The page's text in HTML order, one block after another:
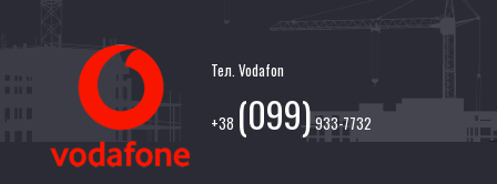
Тел. Vodafon
+38 (099)933-7732